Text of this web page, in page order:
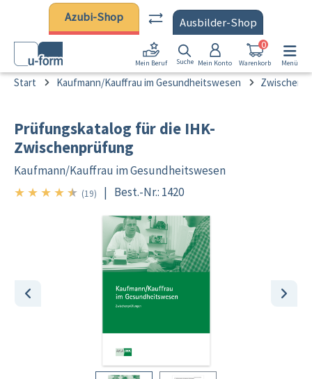
Zum Hauptinhalt springen
Azubi-Shop Ausbilder-Shop
Mein Beruf Suche Mein Konto Warenkorb
0
Menü
Start Kaufmann/Kauffrau im Gesundheitswesen
Prüfungskatalog für die IHK-
Zwischenprüfung
Kaufmann/Kauffrau im Gesundheitswesen
★ ★ ★ ★ ★ 4.5/5
(19) | Best.-Nr.: 1420
Bildergalerie überspringen